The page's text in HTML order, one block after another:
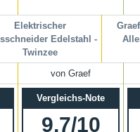
Elektrischer
Edelstahl -
Twinzee
von Graef
Vergleichs-Note
9,7/10